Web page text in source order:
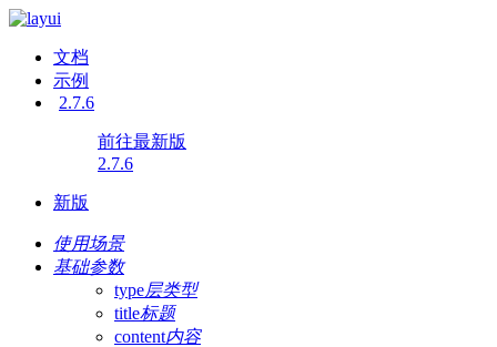
文档
示例
2.7.6
前往最新版
2.7.6
新版
使用场景
基础参数
type层类型
title标题
content内容